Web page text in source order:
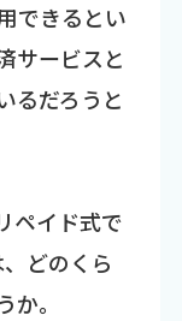
できるとい
サービスと
るだろうと
ペイド式で
どのくら
。